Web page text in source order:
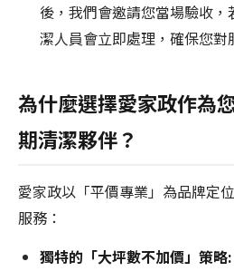
後，我們會邀請您當場驗收
潔人員會立即處理，確保您對
為什麼選擇愛家政作為
期清潔夥伴？
愛家政以「平價專業」為品牌定
服務：
獨特的「大坪數不加價」策略: